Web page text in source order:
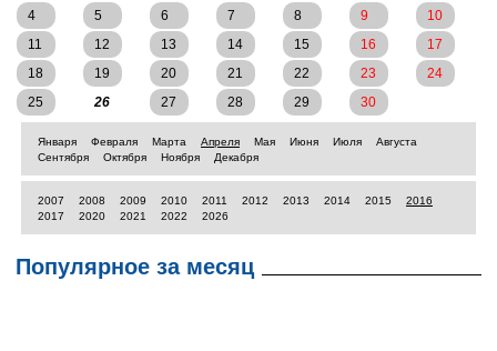
4
5 6 7 8 9
10
11
12 13 14 15 16
17
18
19 20 21 22 23
24
25
26 27 28 29 30
Января Февраля Марта Апреля Мая Июня Июля
Августа
Сентября
Октября Ноября Декабря
2007 2008 2009 2010 2011 2012 2013 2014 2015
2016
2017
2020 2021 2022 2026
Популярное за месяц